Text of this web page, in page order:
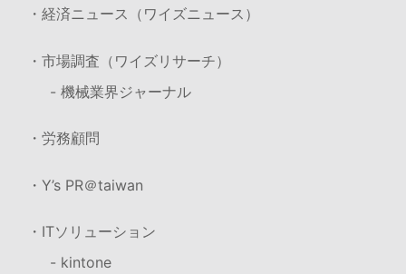
・経済ニュース（ワイズニュース）
・市場調査（ワイズリサーチ）
- 機械業界ジャーナル
・労務顧問
・Y’s PR＠taiwan
・ITソリューション
- kintone